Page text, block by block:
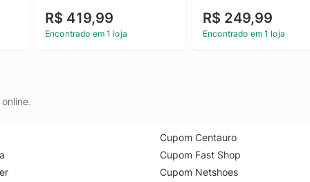
R$ 419,99
Encontrado em 1 loja
R$ 249,99
Encontrado em 1 loja
Cupom Centauro
Cupom Fast Shop
Cupom Netshoes